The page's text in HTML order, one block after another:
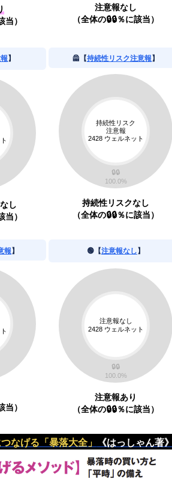
当）
注意報なし
（全体の🔒🔒％に該当）
】
し
当）
🦺【持続性リスク注意報】
持続性リスクなし
（全体の🔒🔒％に該当）
報】
当）
🟢【注意報なし】
注意報あり
（全体の🔒🔒％に該当）
なげる「暴落大全」 《はっしゃん著